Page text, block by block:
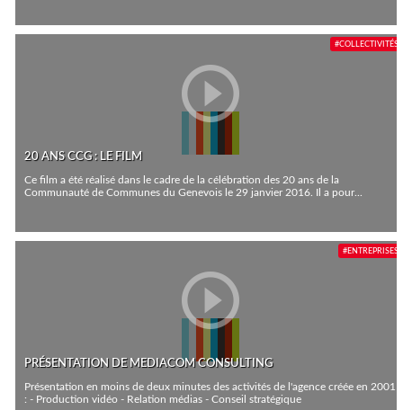
20 ANS CCG : LE FILM
Ce film a été réalisé dans le cadre de la célébration des 20 ans de la
Communauté de Communes du Genevois le 29 janvier 2016. Il a pour...
#COLLECTIVITÉS
PRÉSENTATION DE MEDIACOM CONSULTING
Présentation en moins de deux minutes des activités de l'agence créée en 2001
: - Production vidéo - Relation médias - Conseil stratégique
#ENTREPRISES